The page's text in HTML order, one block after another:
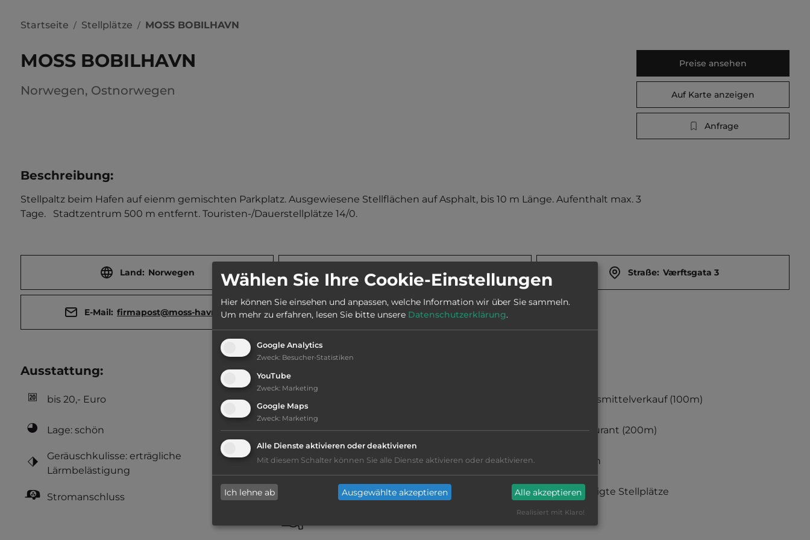
Startseite / Stellplätze / MOSS BOBILHAVN
MOSS BOBILHAVN
Norwegen, Ostnorwegen
Preise ansehen
Auf Karte anzeigen
Anfrage
Beschreibung:
Stellpaltz beim Hafen auf eienm gemischten Parkplatz. Ausgewiesene Stellflächen auf Asphalt, bis 10 m Länge. Aufenthalt max. 3
Tage.   Stadtzentrum 500 m entfernt. Touristen-/Dauerstellplätze 14/0.
Land: Norwegen Stadt: 1511 Moss Straße: Værftsgata 3
E-Mail: firmapost@moss-havn.no Öffnungszeiten: Ganzjährig geöffnet
Ausstattung:
bis 20,- Euro
Lage: schön
Geräuschkulisse: erträgliche
Lärmbelästigung
Stromanschluss
WC
Waschbecken
Duschkabinen mit Warmwasser
Fäkalienausguss
Lebensmittelverkauf(100m)
Restaurant (200m)
Angeln
befestigte Stellplätze
Wählen Sie Ihre Cookie-Einstellungen
Hier können Sie einsehen und anpassen, welche Information wir über Sie sammeln.
Um mehr zu erfahren, lesen Sie bitte unsere Datenschutzerklärung.
Google Analytics
Zweck: Besucher-Statistiken
YouTube
Zweck: Marketing
Google Maps
Zweck: Marketing
Alle Dienste aktivieren oder deaktivieren
Mit diesem Schalter können Sie alle Dienste aktivieren oder deaktivieren.
Ich lehne ab Ausgewählte akzeptieren Alle akzeptieren
Realisiert mit Klaro!